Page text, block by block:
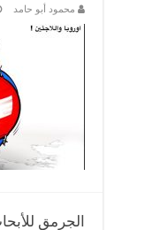
محمود أبو حامد
الجرمق